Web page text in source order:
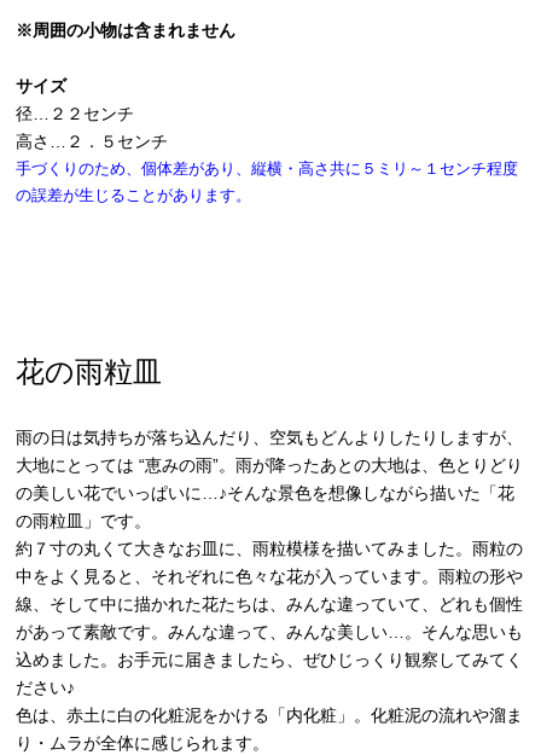
※周囲の小物は含まれません
サイズ
径…２２センチ
高さ…２．５センチ
手づくりのため、個体差があり、縦横・高さ共に５ミリ～１センチ程度
の誤差が生じることがあります。
花の雨粒皿
雨の日は気持ちが落ち込んだり、空気もどんよりしたりしますが、
大地にとっては “恵みの雨”。雨が降ったあとの大地は、色とりどり
の美しい花でいっぱいに…♪そんな景色を想像しながら描いた「花
の雨粒皿」です。
約７寸の丸くて大きなお皿に、雨粒模様を描いてみました。雨粒の
中をよく見ると、それぞれに色々な花が入っています。雨粒の形や
線、そして中に描かれた花たちは、みんな違っていて、どれも個性
があって素敵です。みんな違って、みんな美しい…。そんな思いも
込めました。お手元に届きましたら、ぜひじっくり観察してみてく
ださい♪
色は、赤土に白の化粧泥をかける「内化粧」。化粧泥の流れや溜ま
り・ムラが全体に感じられます。